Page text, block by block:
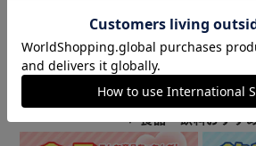
商品はアイリスプラザがセレクトした
商品情報
▼ 食品・飲料おすす